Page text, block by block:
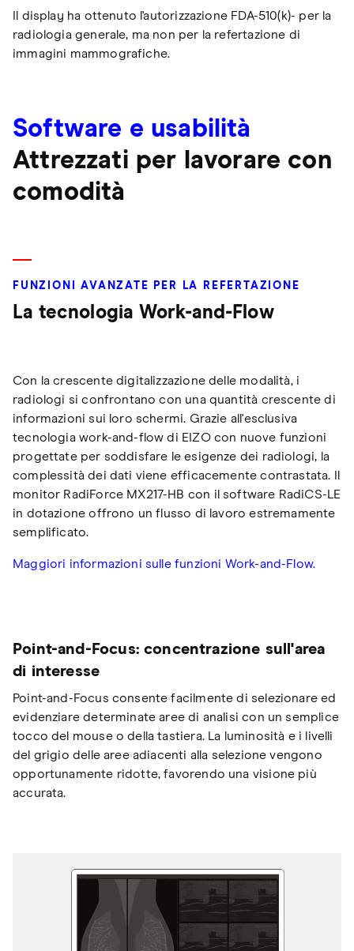
Il display ha ottenuto l'autorizzazione FDA-510(k)- per la
radiologia generale, ma non per la refertazione di
immagini mammografiche.
Software e usabilità
Attrezzati per lavorare con
comodità
FUNZIONI AVANZATE PER LA REFERTAZIONE
La tecnologia Work-and-Flow
Con la crescente digitalizzazione delle modalità, i
radiologi si confrontano con una quantità crescente di
informazioni sui loro schermi. Grazie all'esclusiva
tecnologia work-and-flow di EIZO con nuove funzioni
progettate per soddisfare le esigenze dei radiologi, la
complessità dei dati viene efficacemente contrastata. Il
monitor RadiForce MX217-HB con il software RadiCS-LE
in dotazione offrono un flusso di lavoro estremamente
semplificato.
Maggiori informazioni sulle funzioni Work-and-Flow.
Point-and-Focus: concentrazione sull'area
di interesse
Point-and-Focus consente facilmente di selezionare ed
evidenziare determinate aree di analisi con un semplice
tocco del mouse o della tastiera. La luminosità e i livelli
del grigio delle aree adiacenti alla selezione vengono
opportunamente ridotte, favorendo una visione più
accurata.